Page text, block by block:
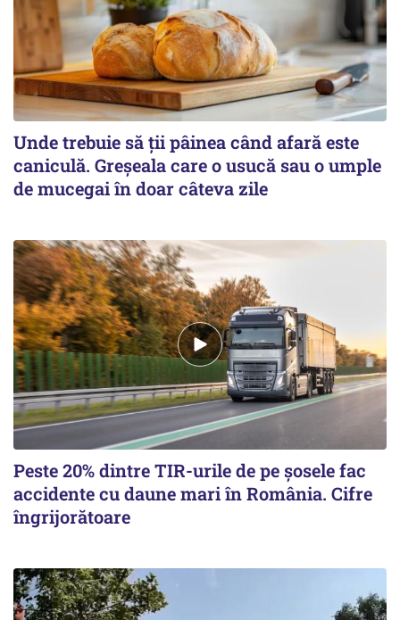
Unde trebuie să ții pâinea când afară este
caniculă. Greșeala care o usucă sau o umple
de mucegai în doar câteva zile
Peste 20% dintre TIR-urile de pe şosele fac
accidente cu daune mari în România. Cifre
îngrijorătoare